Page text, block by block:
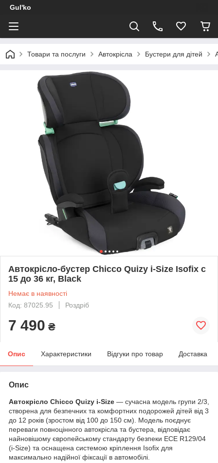
Gul'ko
Товари та послуги Автокрісла Бустери для дітей
Автокрісло-бустер Chicco Quizy i-Size Isofix c
15 до 36 кг, Black
Немає в наявності
Код: 87025.95
Роздріб
7 490 ₴
Опис Характеристики Відгуки про товар Доставка
Опис
Автокрісло Chicco Quizy i-Size — сучасна модель групи 2/3,
створена для безпечних та комфортних подорожей дітей від 3
до 12 років (зростом від 100 до 150 см). Модель поєднує
переваги повноцінного автокрісла та бустера, відповідає
найновішому європейському стандарту безпеки ECE R129/04
(i-Size) та оснащена системою кріплення Isofix для
максимально надійної фіксації в автомобілі.